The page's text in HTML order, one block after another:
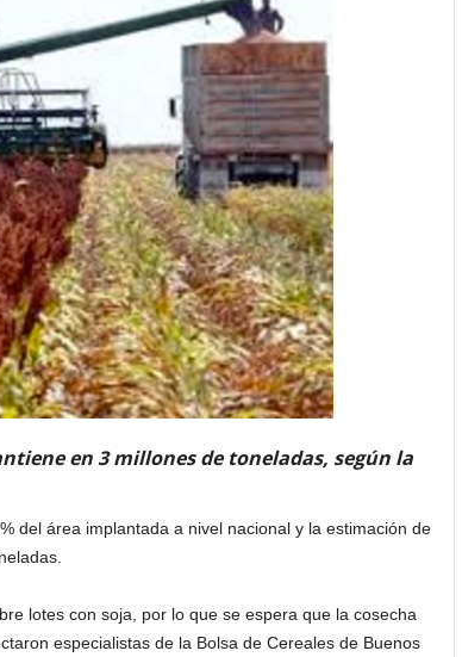
en 3 millones de toneladas, según la
del área implantada a nivel nacional y la estimación de
lotes con soja, por lo que se espera que la cosecha
especialistas de la Bolsa de Cereales de Buenos